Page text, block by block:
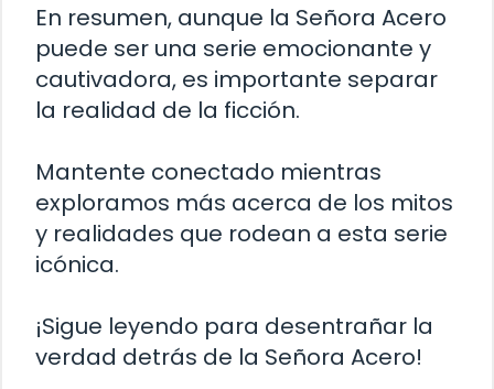
En resumen, aunque la Señora Acero
puede ser una serie emocionante y
cautivadora, es importante separar
la realidad de la ficción.
Mantente conectado mientras
exploramos más acerca de los mitos
y realidades que rodean a esta serie
icónica.
¡Sigue leyendo para desentrañar la
verdad detrás de la Señora Acero!